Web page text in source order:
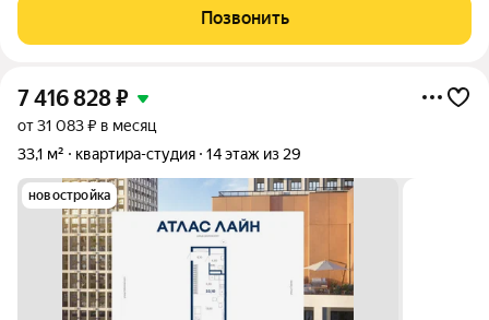
планировка позволяет эффективно организовать
пространство и использовать для дохода от
Позвонить
7 416 828₽
от 31 083 ₽ в месяц
33,1 м²
квартира-студия 14 этаж из 29
новостройка